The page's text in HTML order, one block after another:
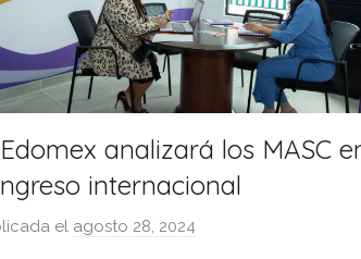
analizará los MASC
internacional
el agosto 28, 2024